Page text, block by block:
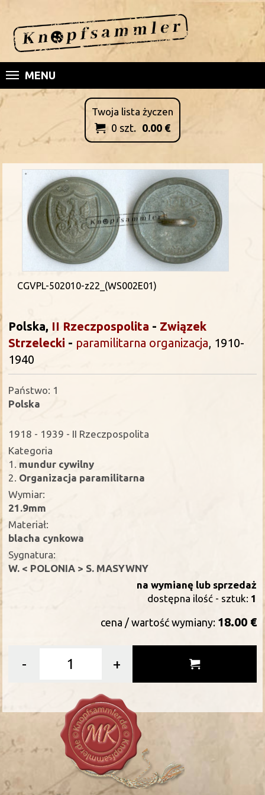
MENU
Twoja lista życzen
 0 szt. 0.00 €
CGVPL-502010-z22_(WS002E01)
Polska, II Rzeczpospolita - Związek
Strzelecki - paramilitarna organizacja, 1910-
1940
Państwo: 1
Polska
1918 - 1939 - II Rzeczpospolita
Kategoria
1.
mundur cywilny
2. Organizacja paramilitarna
Wymiar:
21.9mm
Materiał:
blacha cynkowa
Sygnatura:
W. < POLONIA > S. MASYWNY
na wymianę lub sprzedaż
dostępna ilość - sztuk: 1
cena / wartość wymiany: 18.00 €
- +